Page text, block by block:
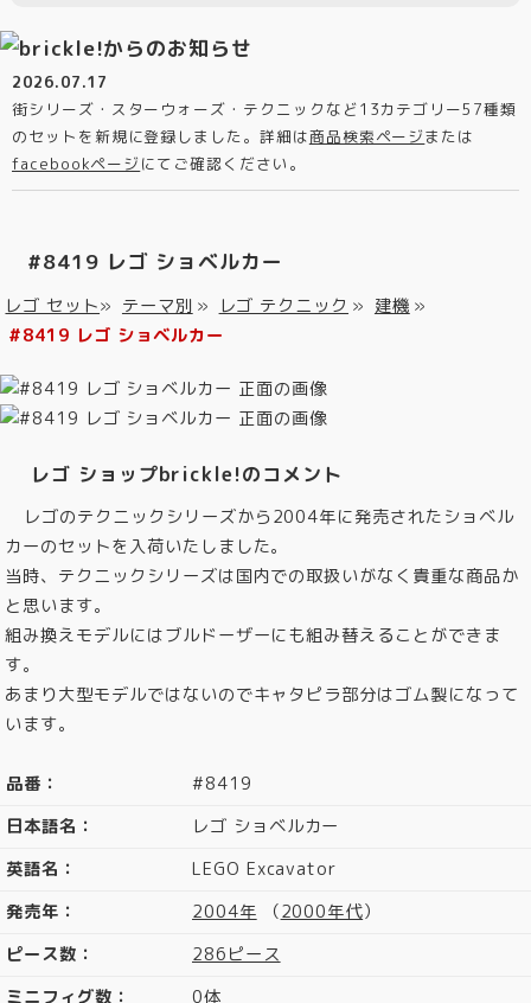
2026.07.17
街シリーズ・スターウォーズ・テクニックなど13カテゴリー57種類
のセットを新規に登録しました。詳細は商品検索ページまたは
facebookページ にてご確認ください。
#8419 レゴ ショベルカー
レゴ セット» テーマ別 » レゴ テクニック » 建機 »
#8419 レゴ ショベルカー
レゴ ショップbrickle!のコメント
レゴのテクニックシリーズから2004年に発売されたショベル
カーのセットを入荷いたしました。
当時、テクニックシリーズは国内での取扱いがなく貴重な商品か
と思います。
組み換えモデルにはブルドーザーにも組み替えることができま
す。
あまり大型モデルではないのでキャタピラ部分はゴム製になって
います。
品番：
#8419
日本語名：
レゴ ショベルカー
英語名：
LEGO Excavator
発売年：
2004年 （2000年代）
ピース数：
286ピース
ミニフィグ数：
0体